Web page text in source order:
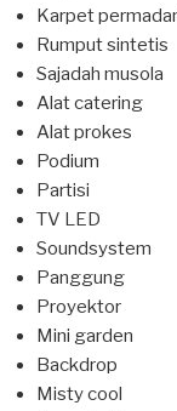
Karpet
Rumput sintetis
Sajadah musola
Alat catering
Alat prokes
Podium
Partisi
TV LED
Soundsystem
Panggung
Proyektor
Mini garden
Backdrop
Misty cool